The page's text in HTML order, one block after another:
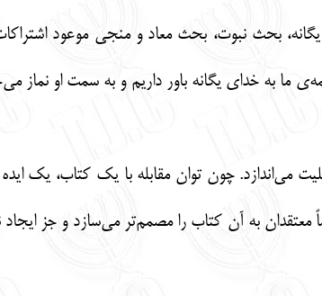
بحث نبوت، بحث معاد و منجی موعود
ما به خدای یگانه باور داریم و به سمت او نماز
می‌اندازد. چون توان مقابله با یک کتاب، یک
معتقدان به آن کتاب را مصمم‌تر می‌سازد و جز